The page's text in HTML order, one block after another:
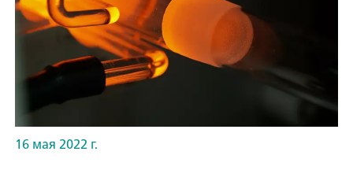
16 мая 2022 г.